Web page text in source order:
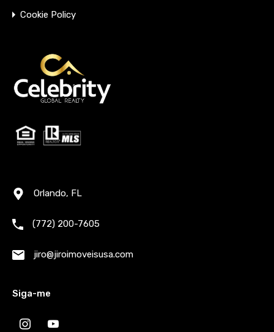
Cookie Policy
Orlando, FL
(772) 200-7605
jiro@jiroimoveisusa.com
Siga-me
instagramyoutube